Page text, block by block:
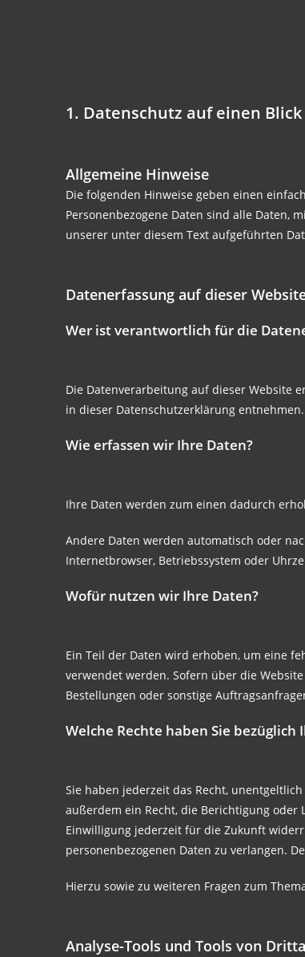
1. Datenschutz auf einen Blick
Allgemeine Hinweise
Die folgenden Hinweise geben einen
Personenbezogene Daten sind alle Daten,
unserer unter diesem Text aufgeführten
Datenerfassung auf dieser
Wer ist verantwortlich für die
Die Datenverarbeitung auf dieser Website
in dieser Datenschutzerklärung entnehmen.
Wie erfassen wir Ihre Daten?
Ihre Daten werden zum einen dadurch
Andere Daten werden automatisch oder
Internetbrowser, Betriebssystem oder
Wofür nutzen wir Ihre Daten?
Ein Teil der Daten wird erhoben, um eine
verwendet werden. Sofern über die
Bestellungen oder sonstige
Welche Rechte haben Sie bezüglich
Sie haben jederzeit das Recht,
außerdem ein Recht, die Berichtigung oder
Einwilligung jederzeit für die Zukunft
personenbezogenen Daten zu verlangen.
Hierzu sowie zu weiteren Fragen zum
Analyse-Tools und Tools von